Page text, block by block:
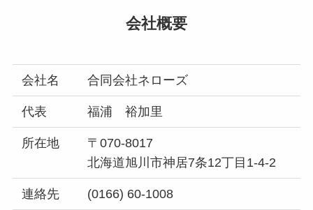
会社概要
会社名 合同会社ネローズ
代表 福浦 裕加里
所在地
〒070-8017
北海道旭川市神居7条12丁目1-4-2
連絡先 (0166) 60-1008